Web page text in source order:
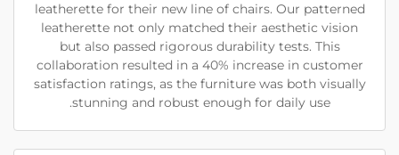
leatherette for their new line of chairs. Our patterned
leatherette not only matched their aesthetic vision
but also passed rigorous durability tests. This
collaboration resulted in a 40% increase in customer
satisfaction ratings, as the furniture was both visually
stunning and robust enough for daily use.